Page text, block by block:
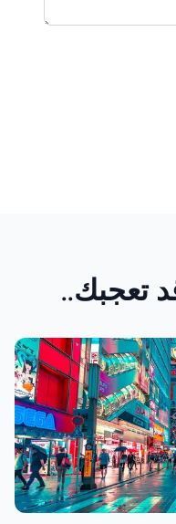
تعجبك..